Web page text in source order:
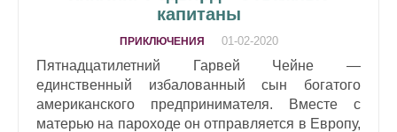
капитаны
ПРИКЛЮЧЕНИЯ 01-02-2020
Пятнадцатилетний Гарвей Чейне —
единственный избалованный сын богатого
американского предпринимателя. Вместе с
матерью на пароходе он отправляется в Европу,